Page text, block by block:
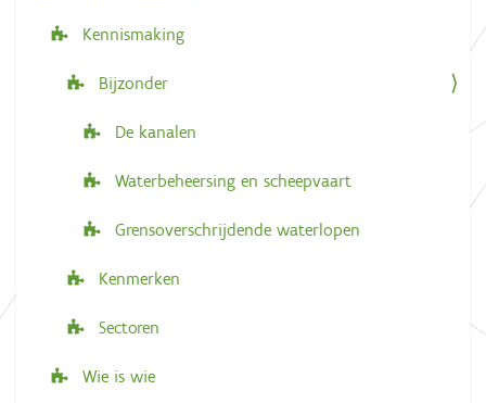
Kennismaking
Bijzonder
De kanalen
Waterbeheersing en scheepvaart
Grensoverschrijdende waterlopen
Kenmerken
Sectoren
Wie is wie